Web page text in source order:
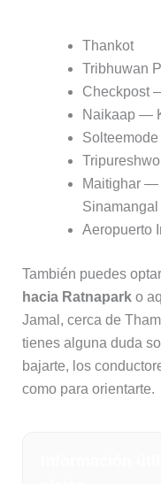
Thankot
Tribhuwan
Checkpost
Naikaap —
Maitighar
Sinamangal
Aeropuerto
También puedes
hacia Ratnaparko
Jamal, cerca de
tienes alguna duda
bajarte, los
como para orientarte.